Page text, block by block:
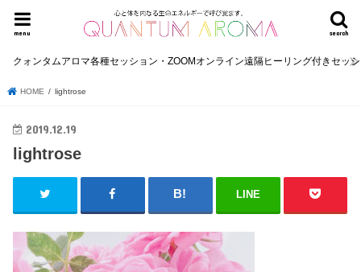
search
menu
クォンタムアロマ各種セッション・ZOOMオンライン遠隔ヒーリング付きセッ
HOME lightrose
2019.12.19
lightrose
LINE